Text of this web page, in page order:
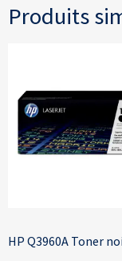
Produits
HP Q3960A Toner